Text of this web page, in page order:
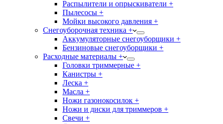
Распылители и опрыскиватели +
Пылесосы +
Мойки высокого давления +
Снегоуборочная техника +
Аккумуляторные снегоуборщики +
Бензиновые снегоуборщики +
Расходные материалы +
Головки триммерные +
Канистры +
Леска +
Масла +
Ножи газонокосилок +
Ножи и диски для триммеров +
Свечи +